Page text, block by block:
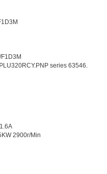
series 63546.
2900r/Min